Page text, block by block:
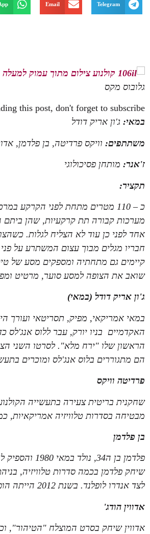
Telegram
Email
גלובוס מקס
this post, don't forget to subscribe!
במאי: ג'ון אריק דודל
משתתפים: וויקס פרדיטה, בן פלדמן,
ז'אנר: מותחן פסיכולוגי
תקציר:
כ – 110 מטרים מתחת לפני הקרקע
מערכות קבורה תת קרקעיות, שהן
אחד לפני כן עוד לא הצליח לגלות.
חבריו מגלים מבוך עצום המשתרע על
קיימים גם מתחתיה ומספקים מסע של
שואב את הצופה למסע סוער, מרטיט
ג'ון אריק דודל (במאי)
במאי אמריקאי, מפיק, תסריטאי ועורך
האקדמיים בניו יורק, עבר ללוס אנג'לס
הראשון שלו "ירח מלא". לסרטו השני
הם מתגוררים בלוס אנג'לס ומוכרים
פרדיטה וויקס
שחקנית בריטית צעירה בתעשייה
מבטיחה בסדרות טלוויזיה אמריקאיות,
בן פלדמן
שיחק פלדמן בכמה סדרות טלוויזיה,
לצד אנדרו לופלנד. בשנת 2012 הייתה הופעת הבכורה שלו בעונה החמישית של הדרמה
אדווין הודג'